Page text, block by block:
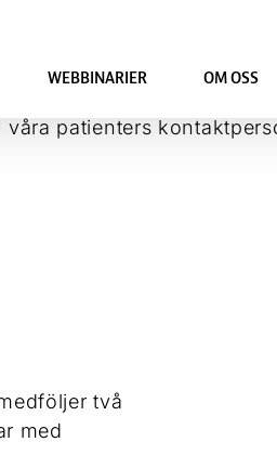
WEBBINARIER OM OSS
två
med